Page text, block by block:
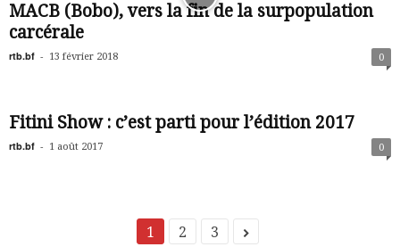
MACB (Bobo), vers la fin de la surpopulation
carcérale
rtb.bf - 13 février 2018 0
Fitini Show : c’est parti pour l’édition 2017
rtb.bf - 1 août 2017 0
1 2 3